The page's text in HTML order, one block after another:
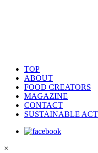
TOP
ABOUT
FOOD CREATORS
MAGAZINE
CONTACT
SUSTAINABLE
×